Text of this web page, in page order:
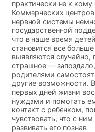
практически не к
Коммерческих
нервной системы
государственной
что в наше время
становится все
выявляются
страшное —
родителями
другие возможности.
первых дней жизни
нуждами и помогать
контакт с ребенком,
чувствовать, что с
развивать его познав